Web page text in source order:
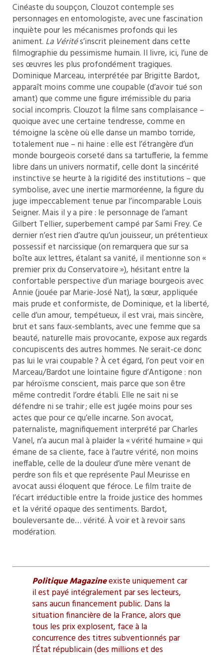
Cinéaste du soupçon, Clouzot contemple ses
personnages en entomologiste, avec une fascination
inquiète pour les mécanismes profonds qui les
animent. La Vérités’inscrit pleinement dans cette
filmographie du pessimisme humain. Il livre, ici, l’une de
ses œuvres les plus profondément tragiques.
Dominique Marceau, interprétée par Brigitte Bardot,
apparaît moins comme une coupable (d’avoir tué son
amant) que comme une figure irrémissible du paria
social incompris. Clouzot la filme sans complaisance –
quoique avec une certaine tendresse, comme en
témoigne la scène où elle danse un mambo torride,
totalement nue – ni haine : elle est l’étrangère d’un
monde bourgeois corseté dans sa tartufferie, la femme
libre dans un univers normatif, celle dont la sincérité
instinctive se heurte à la rigidité des institutions – que
symbolise, avec une inertie marmoréenne, la figure du
juge impeccablement tenue par l’incomparable Louis
Seigner. Mais il y a pire : le personnage de l’amant
Gilbert Tellier, superbement campé par Sami Frey. Ce
dernier n’est rien d’autre qu’un jouisseur, un prétentieux
possessif et narcissique (on remarquera que sur sa
boîte aux lettres, étalant sa vanité, il mentionne son «
premier prix du Conservatoire »), hésitant entre la
confortable perspective d’un mariage bourgeois avec
Annie (jouée par Marie-José Nat), la sœur, appliquée
mais prude et conformiste, de Dominique, et la liberté,
celle d’un amour, tempétueux, il est vrai, mais sincère,
brut et sans faux-semblants, avec une femme que sa
beauté, naturelle mais provocante, expose aux regards
concupiscents des autres hommes. Ne serait-ce donc
pas lui le vrai coupable ? À cet égard, l’on peut voir en
Marceau/Bardot une lointaine figure d’Antigone : non
par héroïsme conscient, mais parce que son être
même contredit l’ordre établi. Elle ne sait ni se
défendre ni se trahir ; elle est jugée moins pour ses
actes que pour ce qu’elle incarne. Son avocat,
paternaliste, magnifiquement interprété par Charles
Vanel, n’a aucun mal à plaider la « vérité humaine » qui
émane de sa cliente, face à l’autre vérité, non moins
ineffable, celle de la douleur d’une mère venant de
perdre son fils et que représente Paul Meurisse en
avocat aussi éloquent que féroce. Le film traite de
l’écart irréductible entre la froide justice des hommes
et la vérité opaque des sentiments. Bardot,
bouleversante de… vérité. À voir et à revoir sans
modération.
Politique Magazineexiste uniquement car
il est payé intégralement par ses lecteurs,
sans aucun financement public. Dans la
situation financière de la France, alors que
tous les prix explosent, face à la
concurrence des titres subventionnés par
l’État républicain (des millions et des